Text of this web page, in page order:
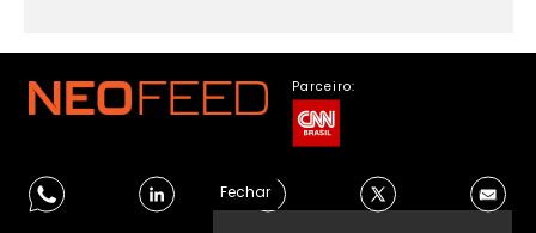
Fechar
Parceiro: